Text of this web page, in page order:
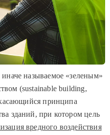
иначе называемое «зеленым»
(sustainable building,
принципа
зданий, при котором цель
вредного воздействия